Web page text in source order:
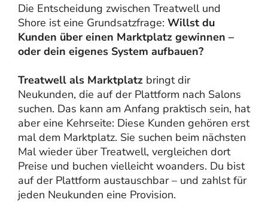
Die Entscheidung zwischen Treatwell und
Shore ist eine Grundsatzfrage: Willst du
Kunden über einen Marktplatz gewinnen –
oder dein eigenes System aufbauen?
Treatwell als Marktplatz bringt dir
Neukunden, die auf der Plattform nach Salons
suchen. Das kann am Anfang praktisch sein, hat
aber eine Kehrseite: Diese Kunden gehören erst
mal dem Marktplatz. Sie suchen beim nächsten
Mal wieder über Treatwell, vergleichen dort
Preise und buchen vielleicht woanders. Du bist
auf der Plattform austauschbar – und zahlst für
jeden Neukunden eine Provision.